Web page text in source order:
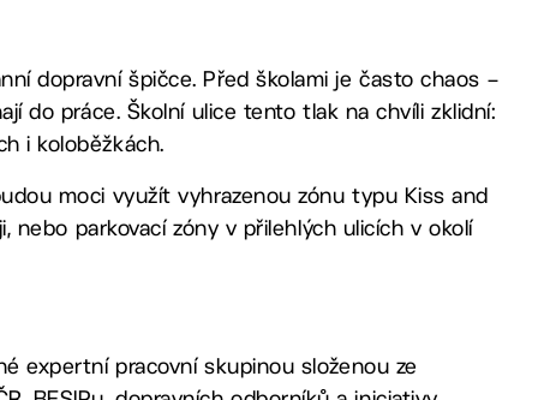
dopravní špičce. Před školami je často chaos –
do práce. Školní ulice tento tlak na chvíli zklidní:
i koloběžkách.
moci využít vyhrazenou zónu typu Kiss and
nebo parkovací zóny v přilehlých ulicích v okolí
expertní pracovní skupinou složenou ze